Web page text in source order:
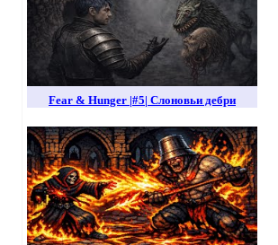
Fear & Hunger |#5| Слоновьи дебри